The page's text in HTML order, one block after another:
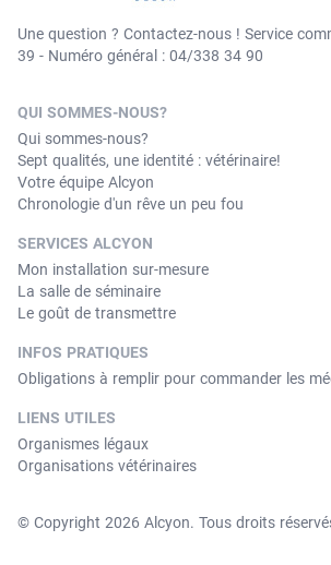
Une question ? Contactez-nous ! Service
39 - Numéro général : 04/338 34 90
QUI SOMMES-NOUS?
Qui sommes-nous?
Sept qualités, une identité : vétérinaire!
Votre équipe Alcyon
Chronologie d'un rêve un peu fou
SERVICES ALCYON
Mon installation sur-mesure
La salle de séminaire
Le goût de transmettre
INFOS PRATIQUES
Obligations à remplir pour commander les
LIENS UTILES
Organismes légaux
Organisations vétérinaires
© Copyright 2026 Alcyon. Tous droits